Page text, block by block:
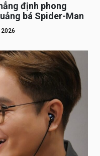
định phong
bá Spider-Man